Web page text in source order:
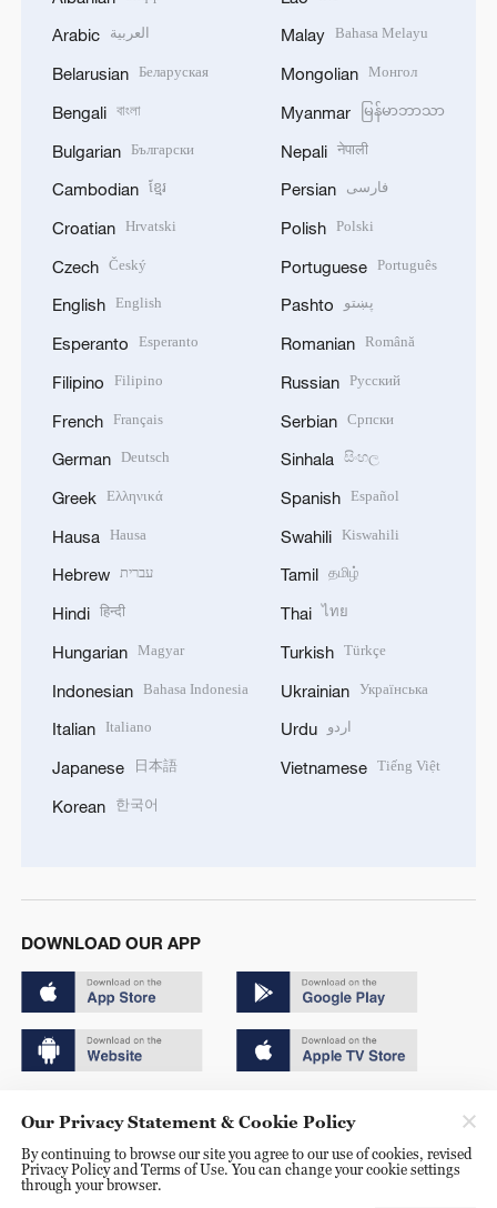
Arabic العربية
Belarusian Беларуская
Bengali বাংলা
Bulgarian Български
Cambodian ខ្មែរ
Croatian Hrvatski
Czech Český
English English
Esperanto Esperanto
Filipino Filipino
French Français
German Deutsch
Greek Ελληνικά
Hausa Hausa
Hebrew עברית
Hindi हिन्दी
Hungarian Magyar
Indonesian Bahasa Indonesia
Italian Italiano
Japanese 日本語
Korean 한국어
Malay Bahasa Melayu
Mongolian Монгол
Myanmar မြန်မာဘာသာ
Nepali नेपाली
Persian فارسی
Polish Polski
Portuguese Português
Pashto پښتو
Romanian Română
Russian Русский
Serbian Српски
Sinhala සිංහල
Spanish Español
Swahili Kiswahili
Tamil தமிழ்
Thai ไทย
Turkish Türkçe
Ukrainian Українська
Urdu اردو
Vietnamese Tiếng Việt
DOWNLOAD OUR APP
京ICP备20000184号
京公网安备 11010502050052号
Our Privacy Statement & Cookie Policy
By continuing to browse our site you agree to our use of cookies, revised
Privacy Policy and Terms of Use. You can change your cookie settings
through your browser.